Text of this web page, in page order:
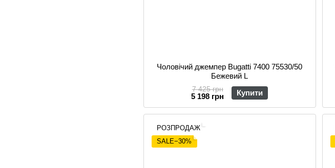
Чоловічий джемпер Bugatti 7400 75530/50
Бежевий L
7 425 грн
5 198 грн Купити
РОЗПРОДАЖ
SALE−30%